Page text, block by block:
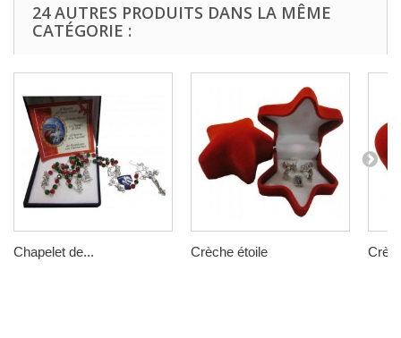
24 AUTRES PRODUITS DANS LA MÊME
CATÉGORIE :
Chapelet de... Crèche étoile